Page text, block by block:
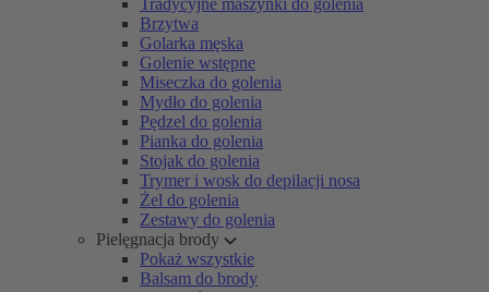
Tradycyjne maszynki do golenia
Brzytwa
Golarka męska
Golenie wstępne
Miseczka do golenia
Mydło do golenia
Pędzel do golenia
Pianka do golenia
Stojak do golenia
Trymer i wosk do depilacji nosa
Żel do golenia
Zestawy do golenia
Pielęgnacja brody
Pokaż wszystkie
Balsam do brody